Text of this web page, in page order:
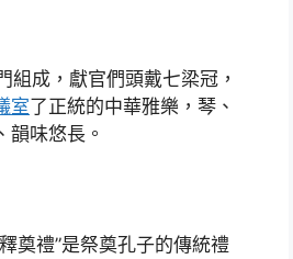
組成，獻官們頭戴七梁冠，
室了正統的中華雅樂，琴、
韻味悠長。
奠禮”是祭奠孔子的傳統禮